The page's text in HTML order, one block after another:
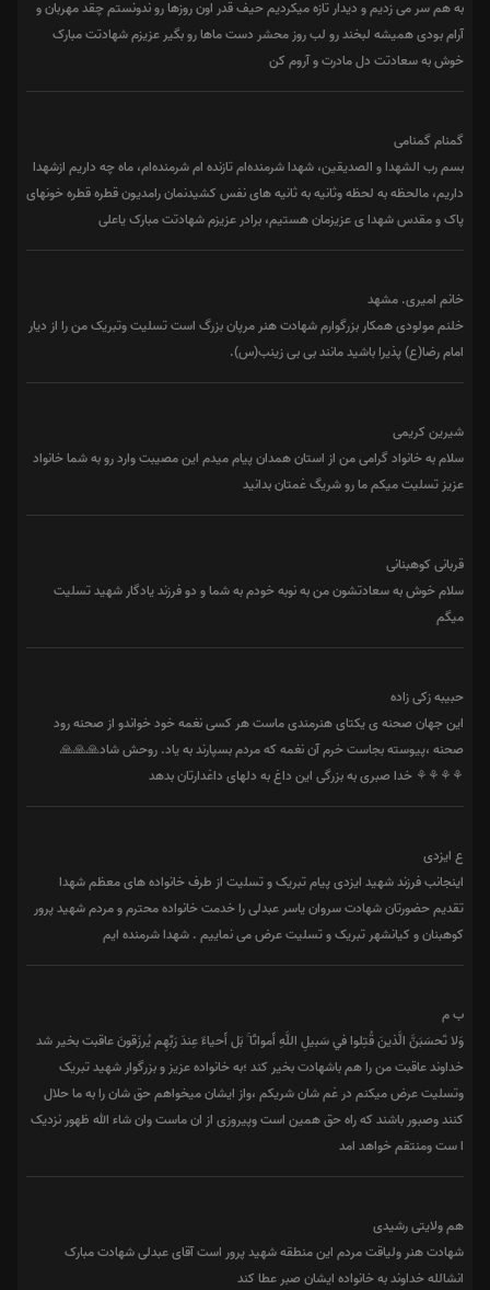
به هم سر می زدیم و دیدار تازه میکردیم حیف قدر اون روزها رو ندونستم چقد مهربان و
آرام بودی همیشه لبخند رو لب روز محشر دست ماها رو بگیر عزیزم شهادتت مبارک
خوش به سعادتت دل مادرت و آروم کن
گمنام گمنامی
بسم رب الشهدا و الصدیقین، شهدا شرمنده‌ام تازنده ام شرمنده‌ام، ماه چه داریم ازشهدا
داریم، مالحظه به لحظه وثانیه به ثانیه های نفس کشیدنمان رامدیون قطره قطره خونهای
پاک و مقدس شهدا ی عزیزمان هستیم، برادر عزیزم شهادتت مبارک یاعلی
خانم امیری. مشهد
خلنم مولودی همکار بزرگوارم شهادت هنر مرپان بزرگ است تسلیت وتبریک من را از دیار
امام رضا(ع) پذیرا باشید مانند بی بی زینب(س).
شیرین کریمی
سلام به خانواد گرامی من از استان همدان پیام میدم این مصیبت وارد رو به شما خانواد
عزیز تسلیت میکم ما رو شریگ غمتان بدانید
قربانی کوهبنانی
سلام خوش به سعادتشون من به نوبه خودم به شما و دو فرزند یادگار شهید تسلیت
میگم
حبیبه زکی زاده
این جهان صحنه ی یکتای هنرمندی ماست هر کسی نغمه خود خواندو از صحنه رود
صحنه ،پیوسته بجاست خرم آن نغمه که مردم بسپارند به یاد. روحش شاد🙏🙏🙏
⚘⚘⚘⚘ خدا صبری به بزرگی این داغ به دلهای داغدارتان بدهد
ع ایزدی
اینجانب فرزند شهید ایزدی پیام تبریک و تسلیت از طرف خانواده های معظم شهدا
تقدیم حضورتان شهادت سروان یاسر عبدلی را خدمت خانواده محترم و مردم شهید پرور
کوهبنان و کیانشهر تبریک و تسلیت عرض می نماییم . شهدا شرمنده ایم
ب م
وَلا تَحسَبَنَّ الَّذينَ قُتِلوا في سَبيلِ اللَّهِ أَمواتًا ۚ بَل أَحياءٌ عِندَ رَبِّهِم يُرزَقونَ عاقبت بخیر شد
خداوند عاقبت من را هم باشهادت بخیر کند ؛به خانواده عزیز و بزرگوار شهید تبریک
وتسلیت عرض میکنم در غم شان شریکم ،واز ایشان میخواهم حق شان را به ما حلال
کنند وصبور باشند که راه حق همین است وپیروزی از ان ماست وان شاء الله ظهور نزدیک
ا ست ومنتقم خواهد امد
هم ولایتی رشیدی
شهادت هنر ولیاقت مردم این منطقه شهید پرور است آقای عبدلی شهادت مبارک
انشالله خداوند به خانواده ایشان صبر عطا کند